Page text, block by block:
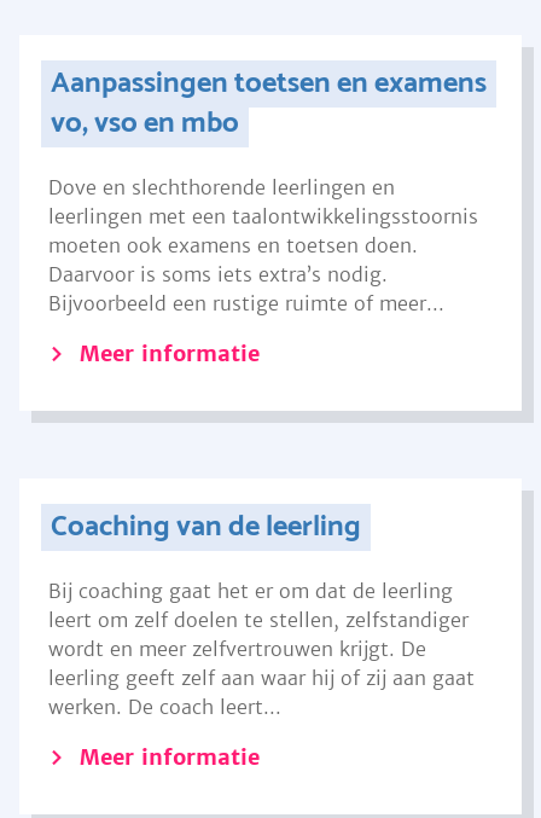
Aanpassingen toetsen en examens
vo, vso en mbo
Dove en slechthorende leerlingen en
leerlingen met een taalontwikkelingsstoornis
moeten ook examens en toetsen doen.
Daarvoor is soms iets extra’s nodig.
Bijvoorbeeld een rustige ruimte of meer...
Meer informatie
Coaching van de leerling
Bij coaching gaat het er om dat de leerling
leert om zelf doelen te stellen, zelfstandiger
wordt en meer zelfvertrouwen krijgt. De
leerling geeft zelf aan waar hij of zij aan gaat
werken. De coach leert...
Meer informatie